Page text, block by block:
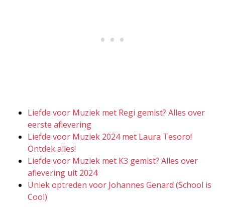
Liefde voor Muziek met Regi gemist? Alles over
eerste aflevering
Liefde voor Muziek 2024 met Laura Tesoro!
Ontdek alles!
Liefde voor Muziek met K3 gemist? Alles over
aflevering uit 2024
Uniek optreden voor Johannes Genard (School is
Cool)